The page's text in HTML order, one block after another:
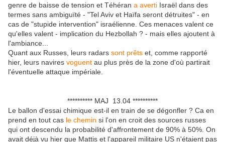
genre de baisse de tension et Téhéran a averti Israël dans des
termes sans ambiguïté - "Tel Aviv et Haïfa seront détruites" - en
cas de "stupide intervention" israélienne. Ces menaces valent ce
qu'elles valent - implication du Hezbollah ? - mais elles ajoutent à
l'ambiance...
Quant aux Russes, leurs radars sont prêts et, comme rapporté
hier, leurs navires voguent au plus près de la zone d'où partirait
l'éventuelle attaque impériale.
********** MAJ 13.04 **********
Le ballon d'essai chimique est-il en train de se dégonfler ? Ca en
prend en tout cas le chemin si l'on en croit des sources russes
qui ont descendu la probabilité d'affrontement de 90% à 50%. On
avait déjà vu hier que Mattis et l'appareil militaire US n'étaient pas